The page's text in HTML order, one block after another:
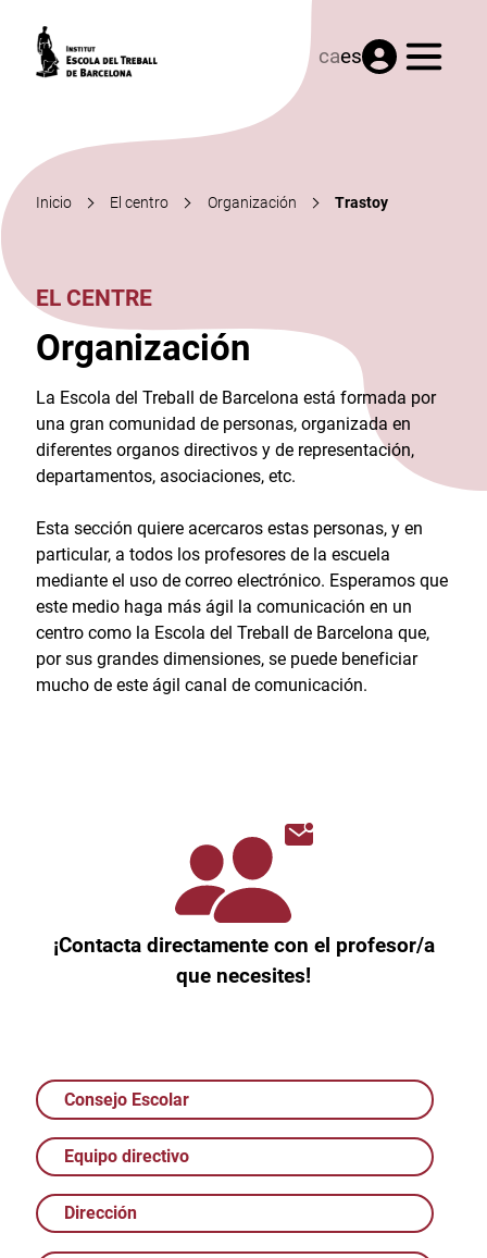
caes Menú
Inicio El centro Organización Trastoy
EL CENTRE
Organización
La Escola del Treball de Barcelona está formada por
una gran comunidad de personas, organizada en
diferentes organos directivos y de representación,
departamentos, asociaciones, etc.
Esta sección quiere acercaros estas personas, y en
particular, a todos los profesores de la escuela
mediante el uso de correo electrónico. Esperamos que
este medio haga más ágil la comunicación en un
centro como la Escola del Treball de Barcelona que,
por sus grandes dimensiones, se puede beneficiar
mucho de este ágil canal de comunicación.
¡Contacta directamente con el profesor/a
que necesites!
Consejo Escolar
Equipo directivo
Dirección